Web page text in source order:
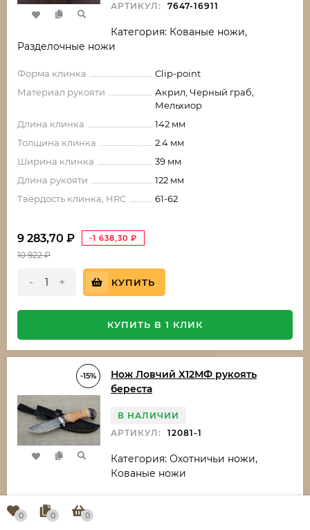
АРТИКУЛ:
7647-16911
Категория: Кованые ножи,
Разделочные ножи
Форма клинка
Clip-point
Материал рукояти
Акрил, Черный граб,
Мельхиор
Длина клинка
142 мм
Толщина клинка
2.4 мм
Ширина клинка
39 мм
Длина рукояти
122 мм
Твёрдость клинка, HRC
61-62
9 283,70 ₽ -1 638,30 ₽
10 922₽
- + КУПИТЬ
КУПИТЬ В 1 КЛИК
-15%
Нож Ловчий Х12МФ рукоять
береста
В НАЛИЧИИ
АРТИКУЛ:
12081-1
Категория: Охотничьи ножи,
Кованые ножи
Длина клинка
0 0 0